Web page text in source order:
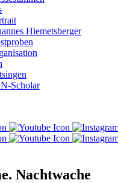
Hiemetsberger
Scholar
Nachtwache